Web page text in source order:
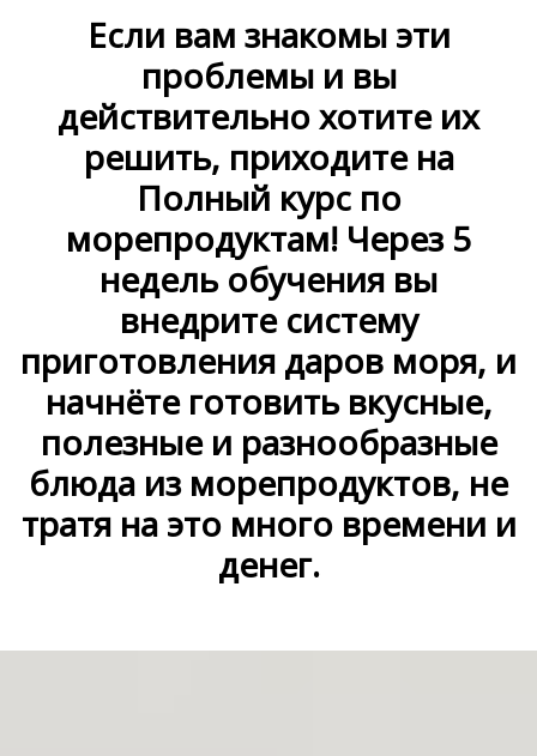
Если вам знакомы эти
проблемы и вы
действительно хотите их
решить, приходите на
Полный курс по
морепродуктам! Через 5
недель обучения вы
внедрите систему
приготовления даров моря, и
начнёте готовить вкусные,
полезные и разнообразные
блюда из морепродуктов, не
тратя на это много времени и
денег.